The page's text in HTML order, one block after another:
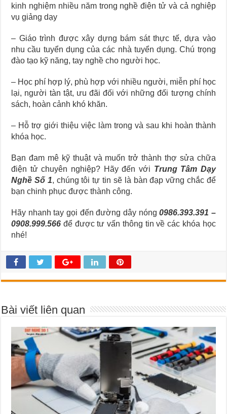
kinh nghiệm nhiều năm trong nghề điện tử và cả nghiệp
vụ giảng dạy
– Giáo trình được xây dựng bám sát thực tế, dựa vào
nhu cầu tuyển dụng của các nhà tuyển dụng. Chú trọng
đào tạo kỹ năng, tay nghề cho người học.
– Học phí hợp lý, phù hợp với nhiều người, miễn phí học
lại, người tàn tật, ưu đãi đối với những đối tượng chính
sách, hoàn cảnh khó khăn.
– Hỗ trợ giới thiệu việc làm trong và sau khi hoàn thành
khóa học.
Bạn đam mê kỹ thuật và muốn trở thành thợ sửa chữa
điện tử chuyên nghiệp? Hãy đến với Trung Tâm Dạy
Nghề Số 1, chúng tôi tự tin sẽ là bàn đạp vững chắc để
bạn chinh phục được thành công.
Hãy nhanh tay gọi đến đường dây nóng0986.393.391 –
0908.999.566 để được tư vấn thông tin về các khóa học
nhé!
Bài viết liên quan